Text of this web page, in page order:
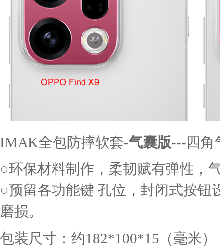
IMAK全包防摔软套-气囊版---四角
○环保材料制作，柔韧赋有弹性，
○预留各功能键 孔位，封闭式按钮
磨损。
包装尺寸：约182*100*15（毫米）